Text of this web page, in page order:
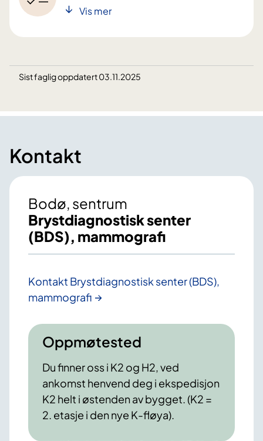
Vis mer
Sist faglig oppdatert 03.11.2025
Kontakt
Bodø, sentrum
Brystdiagnostisk senter
(BDS), mammografi
Kontakt Brystdiagnostisk senter (BDS),
mammografi
Oppmøtested
Du finner oss i K2 og H2, ved
ankomst henvend deg i ekspedisjon
K2 helt i østenden av bygget. (K2 =
2. etasje i den nye K-fløya).